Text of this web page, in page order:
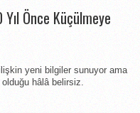
Önce Küçülmeye
yeni bilgiler sunuyor ama
hâlâ belirsiz.